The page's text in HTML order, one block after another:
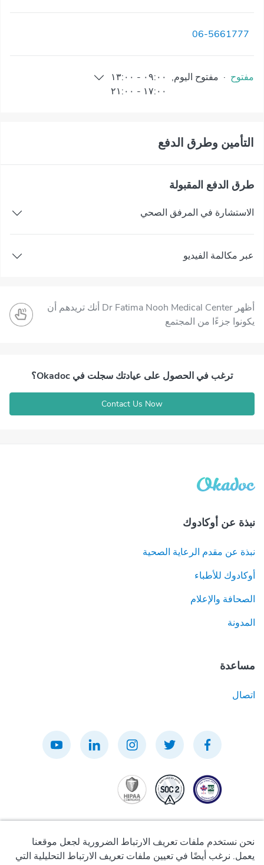
06-5661777
مفتوح · مفتوح اليوم, ٠٩:٠٠ - ١٣:٠٠
١٧:٠٠ - ٢١:٠٠
التأمين وطرق الدفع
طرق الدفع المقبولة
الاستشارة في المرفق الصحي
عبر مكالمة الفيديو
أظهر Dr Fatima Nooh Medical Center أنك تريدهم أن
يكونوا جزءًا من المجتمع
ترغب في الحصول على عيادتك سجلت في Okadoc؟
Contact Us Now
نبذة عن أوكادوك
نبذة عن مقدم الرعاية الصحية
أوكادوك للأطباء
الصحافة والإعلام
المدونة
مساعدة
اتصال
نحن نستخدم ملفات تعريف الارتباط الضرورية لجعل موقعنا
يعمل. نرغب أيضًا في تعيين ملفات تعريف الارتباط التحليلية التي